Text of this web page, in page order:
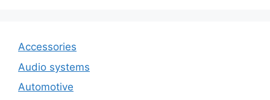
Accessories
Audio systems
Automotive